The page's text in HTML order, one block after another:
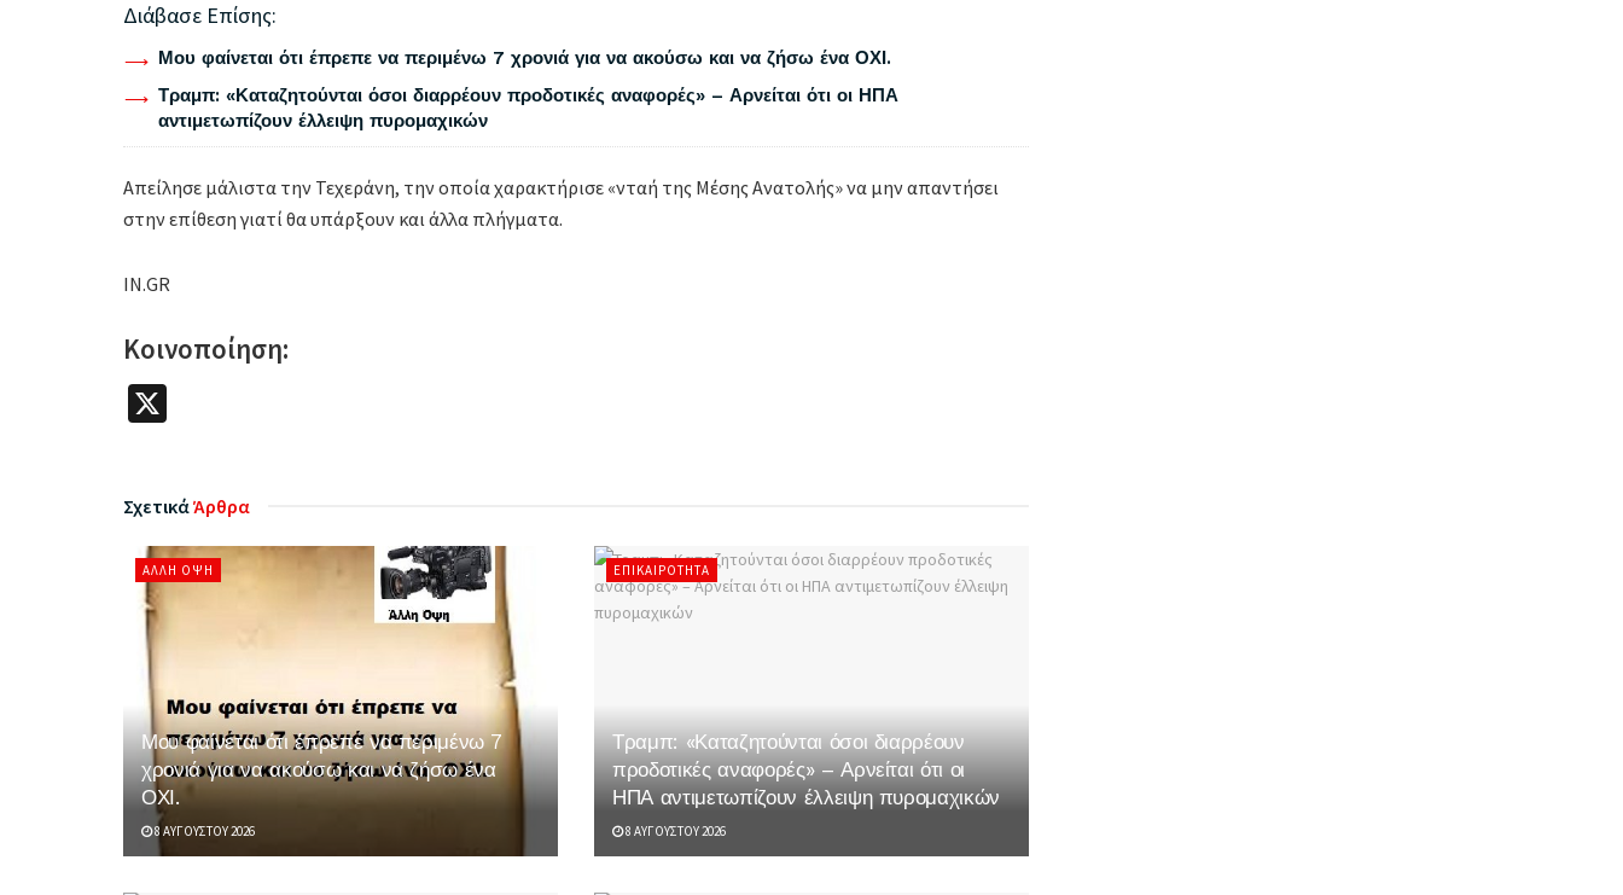
Διάβασε Επίσης:
Μου φαίνεται ότι έπρεπε να περιμένω 7 χρονιά για να ακούσω και να ζήσω ένα ΟΧΙ.
Τραμπ: «Καταζητούνται όσοι διαρρέουν προδοτικές αναφορές» – Αρνείται ότι οι ΗΠΑ
αντιμετωπίζουν έλλειψη πυρομαχικών
Απείλησε μάλιστα την Τεχεράνη, την οποία χαρακτήρισε «νταή της Μέσης Ανατολής» να μην απαντήσει
στην επίθεση γιατί θα υπάρξουν και άλλα πλήγματα.
IN.GR
Κοινοποίηση:
ΣχετικάΆρθρα
ΆΛΛΗ ΌΨΗ
Μου φαίνεται ότι έπρεπε να περιμένω 7
χρονιά για να ακούσω και να ζήσω ένα
ΟΧΙ.
8 ΑΥΓΟΎΣΤΟΥ 2026
ΕΠΙΚΑΙΡΌΤΗΤΑ
Τραμπ: «Καταζητούνται όσοι διαρρέουν
προδοτικές αναφορές» – Αρνείται ότι οι
ΗΠΑ αντιμετωπίζουν έλλειψη πυρομαχικών
8 ΑΥΓΟΎΣΤΟΥ 2026